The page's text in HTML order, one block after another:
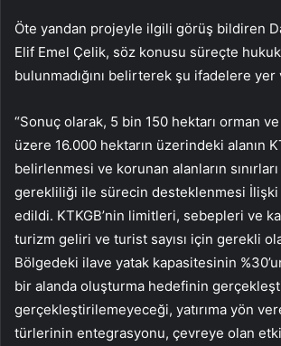
Öte yandan projeyle ilgili görüş bildiren
Elif Emel Çelik, söz konusu süreçte
bulunmadığını belirterek şu ifadelere yer
“Sonuç olarak, 5 bin 150 hektarı orman
üzere 16.000 hektarın üzerindeki alanın
belirlenmesi ve korunan alanların
gerekliliği ile sürecin desteklenmesi İlişki
edildi. KTKGB’nin limitleri, sebepleri ve
turizm geliri ve turist sayısı için gerekli
Bölgedeki ilave yatak kapasitesinin
bir alanda oluşturma hedefinin
gerçekleştirilemeyeceği, yatırıma yön
türlerinin entegrasyonu, çevreye olan